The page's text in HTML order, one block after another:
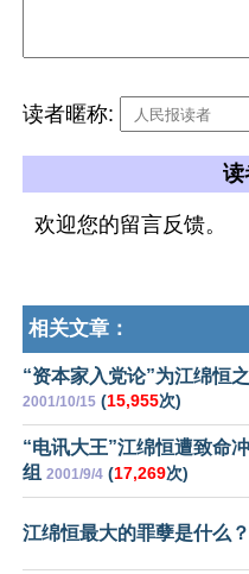
读者暱称:
读
欢迎您的留言反馈。
相关文章：
“资本家入党论”为江绵恒
2001/10/15 (15,955次)
“电讯大王”江绵恒遭致命
组 2001/9/4 (17,269次)
江绵恒最大的罪孽是什么？